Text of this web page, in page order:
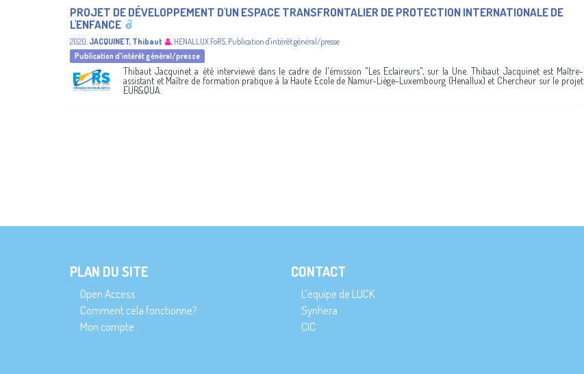
PROJET DE DÉVELOPPEMENT D'UN ESPACE TRANSFRONTALIER DE PROTECTION INTERNATIONALE DE
L'ENFANCE
2020, JACQUINET, Thibaut , HENALLUX FoRS, Publication d'intérêt général/presse
Publication d'intérêt général/presse
Thibaut Jacquinet a été interviewé dans le cadre de l'émission "Les Eclaireurs", sur la Une. Thibaut Jacquinet est Maître-
assistant et Maître de formation pratique à la Haute Ecole de Namur-Liège-Luxembourg (Henallux) et Chercheur sur le projet
EUR&QUA.
PLAN DU SITE
Open Access
Comment cela fonctionne?
Mon compte
CONTACT
L’équipe de LUCK
Synhera
CIC